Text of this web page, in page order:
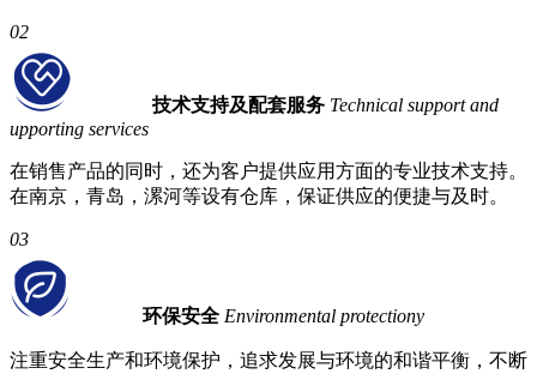
02
技术支持及配套服务 Technical support and
upporting services
在销售产品的同时，还为客户提供应用方面的专业技术支持。
在南京，青岛，漯河等设有仓库，保证供应的便捷与及时。
03
环保安全 Environmental protectiony
注重安全生产和环境保护，追求发展与环境的和谐平衡，不断